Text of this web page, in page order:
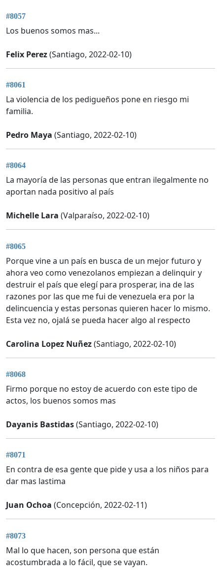
#8057
Los buenos somos mas...
Felix Perez(Santiago, 2022-02-10)
#8061
La violencia de los pedigueños pone en riesgo mi
familia.
Pedro Maya (Santiago, 2022-02-10)
#8064
La mayoría de las personas que entran ilegalmente no
aportan nada positivo al país
Michelle Lara (Valparaíso, 2022-02-10)
#8065
Porque vine a un país en busca de un mejor futuro y
ahora veo como venezolanos empiezan a delinquir y
destruir el país que elegí para prosperar, ina de las
razones por las que me fui de venezuela era por la
delincuencia y estas personas quieren hacer lo mismo.
Esta vez no, ojalá se pueda hacer algo al respecto
Carolina Lopez Nuñez(Santiago, 2022-02-10)
#8068
Firmo porque no estoy de acuerdo con este tipo de
actos, los buenos somos mas
Dayanis Bastidas(Santiago, 2022-02-10)
#8071
En contra de esa gente que pide y usa a los niños para
dar mas lastima
Juan Ochoa (Concepción, 2022-02-11)
#8073
Mal lo que hacen, son persona que están
acostumbrada a lo fácil, que se vayan.